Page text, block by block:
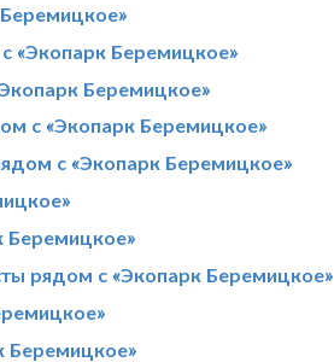
«Экопарк Беремицкое»
Беремицкое»
с «Экопарк Беремицкое»
с «Экопарк Беремицкое»
Беремицкое»
рядом с «Экопарк Беремицкое»
Беремицкое»